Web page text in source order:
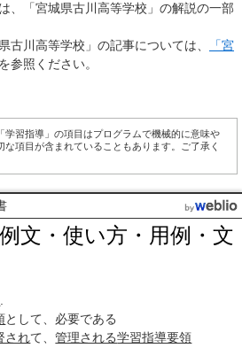
、「宮城県古川高等学校」の解説の一部
古川高等学校」の記事については、
「宮
を参照ください。
学習指導」の項目はプログラムで機械的に意味や
項目が含まれていることもあります。ご了承く
文・使い方・用例・文
として、必要である
されて、管理される学習指導要領